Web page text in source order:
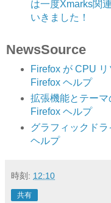
は一度Xmarks関
いきました！
NewsSource
Firefox が CPU リ
Firefox ヘルプ
拡張機能とテーマ
Firefox ヘルプ
グラフィックド
ヘルプ
時刻: 12:10
共有